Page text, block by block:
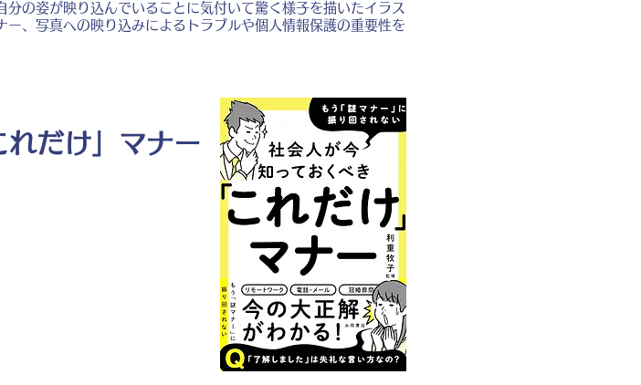
の姿が映り込んでいることに気付いて驚く様子を描いたイラス
、写真への映り込みによるトラブルや個人情報保護の重要性を
だけ」マナー